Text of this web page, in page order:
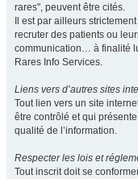
rares", peuvent être cités.
Il est par ailleurs
recruter des patients ou
communication… à finalité
Rares Info Services.
Liens vers d’autres sites
Tout lien vers un site
être contrôlé et qui
qualité de l’information.
Respecter les lois et
Tout inscrit doit se